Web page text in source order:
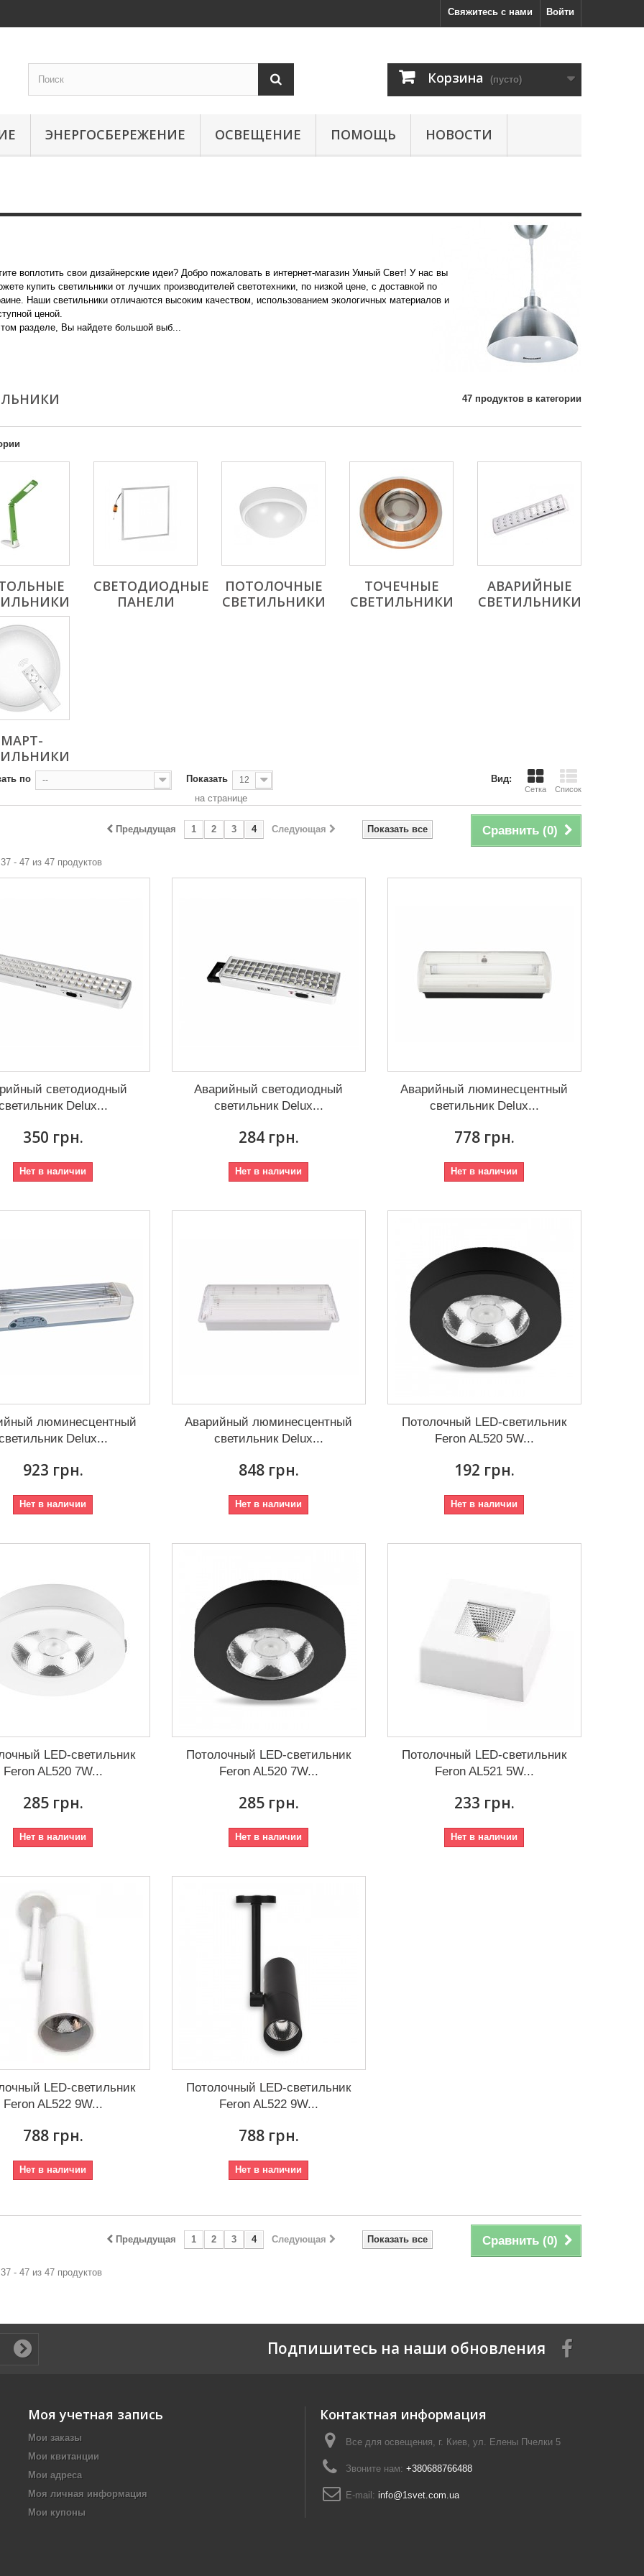
Войти
Свяжитесь с нами
Корзина (пусто)
ЭНЕРГОСБЕРЕЖЕНИЕ ОСВЕЩЕНИЕ ПОМОЩЬ НОВОСТИ
воплотить свои дизайнерские идеи? Добро пожаловать в интернет-магазин Умный Свет! У нас вы
купить светильники от лучших производителей светотехники, по низкой цене, с доставкой по
Наши светильники отличаются высоким качеством, использованием экологичных материалов и
ценой.
разделе, Вы найдете большой выб...
47 продуктов в категории
СВЕТОДИОДНЫЕ
ПАНЕЛИ
ПОТОЛОЧНЫЕ
СВЕТИЛЬНИКИ
ТОЧЕЧНЫЕ
СВЕТИЛЬНИКИ
АВАРИЙНЫЕ
СВЕТИЛЬНИКИ
Вид:
Сетка Список
по -- Показать 12
на странице
Сравнить (0)
Показать все
Предыдущая 1 2 3 4 Следующая
- 47 из 47 продуктов
светодиодный
Delux...
350 грн.
Нет в наличии
Аварийный светодиодный
светильник Delux...
284 грн.
Нет в наличии
Аварийный люминесцентный
светильник Delux...
778 грн.
Нет в наличии
люминесцентный
Delux...
923 грн.
Нет в наличии
Аварийный люминесцентный
светильник Delux...
848 грн.
Нет в наличии
Потолочный LED-светильник
Feron AL520 5W...
192 грн.
Нет в наличии
LED-светильник
Feron AL520 7W...
285 грн.
Нет в наличии
Потолочный LED-светильник
Feron AL520 7W...
285 грн.
Нет в наличии
Потолочный LED-светильник
Feron AL521 5W...
233 грн.
Нет в наличии
LED-светильник
Feron AL522 9W...
788 грн.
Нет в наличии
Потолочный LED-светильник
Feron AL522 9W...
788 грн.
Нет в наличии
Сравнить (0)
Показать все
Предыдущая 1 2 3 4 Следующая
- 47 из 47 продуктов
Подпишитесь на наши обновления
Моя учетная запись
Мои заказы
Мои квитанции
Мои адреса
Моя личная информация
Мои купоны
Контактная информация
Все для освещения, г. Киев, ул. Елены Пчелки 5
Звоните нам: +380688766488
E-mail: info@1svet.com.ua